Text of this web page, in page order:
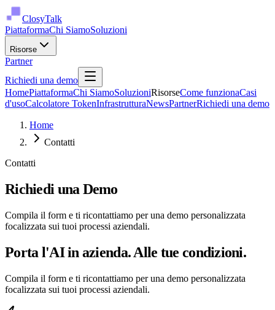
ClosyTalk
PiattaformaChi SiamoSoluzioni
Risorse
Partner
Richiedi una demo
HomePiattaformaChi SiamoSoluzioniRisorseCome funzionaCasi
d'usoCalcolatore TokenInfrastrutturaNewsPartnerRichiedi una demo
Home
Contatti
Contatti
Richiedi una Demo
Compila il form e ti ricontattiamo per una demo personalizzata
focalizzata sui tuoi processi aziendali.
Porta l'AI in azienda. Alle tue condizioni.
Compila il form e ti ricontattiamo per una demo personalizzata
focalizzata sui tuoi processi aziendali.